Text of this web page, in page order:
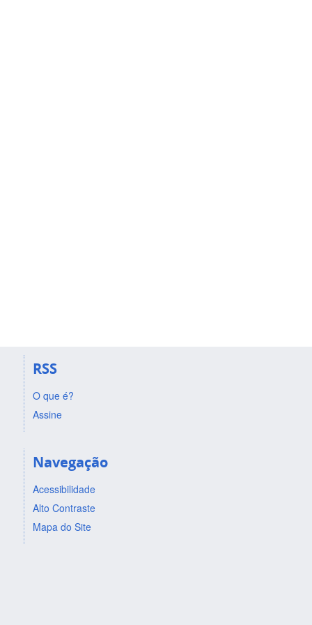
RSS
O que é?
Assine
Navegação
Acessibilidade
Alto Contraste
Mapa do Site